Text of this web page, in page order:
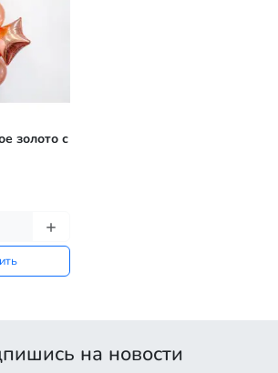
золото с
на новости